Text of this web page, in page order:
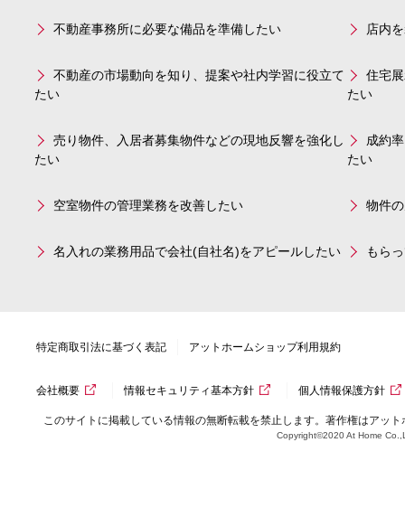
不動産事務所に必要な備品を準備したい 店内
不動産の市場動向を知り、提案や社内学習に役立て
たい
住宅
たい
売り物件、入居者募集物件などの現地反響を強化し
たい
成約
たい
空室物件の管理業務を改善したい 物件
名入れの業務用品で会社(自社名)をアピールしたい もら
特定商取引法に基づく表記 アットホームショップ利用規約
会社概要 情報セキュリティ基本方針 個人情報保護方針
このサイトに掲載している情報の無断転載を禁止します。著作権はアッ
Copyright©2020 At Home